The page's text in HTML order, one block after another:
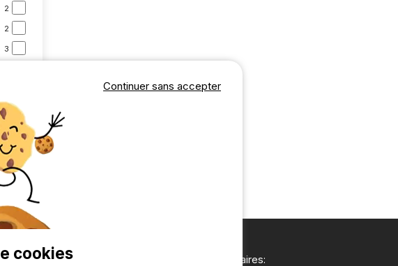
2
2
3
3
1
3
3
1
Nos partenaires:
Continuer sans accepter
cookies